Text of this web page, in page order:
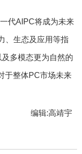
代AIPC将成为未来
、生态及应用等指
多模态更为自然的
于整体PC市场未来
编辑:高靖宇